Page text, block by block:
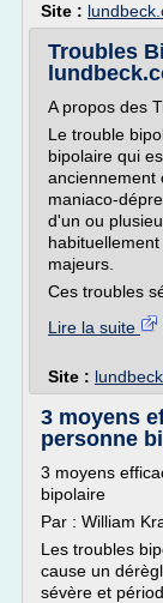
Site :
Troubles
A propos des
Le trouble
bipolaire qui
anciennement
maniaco-
d'un ou
majeurs.
Ces troubles
Lire la suite
Site :
3 moyens
personne
3 moyens
bipolaire
Par : William
Les troubles
cause un
sévère et